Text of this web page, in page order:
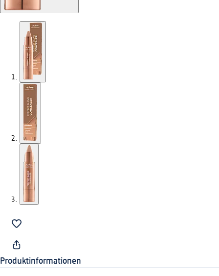
Produktinformationen